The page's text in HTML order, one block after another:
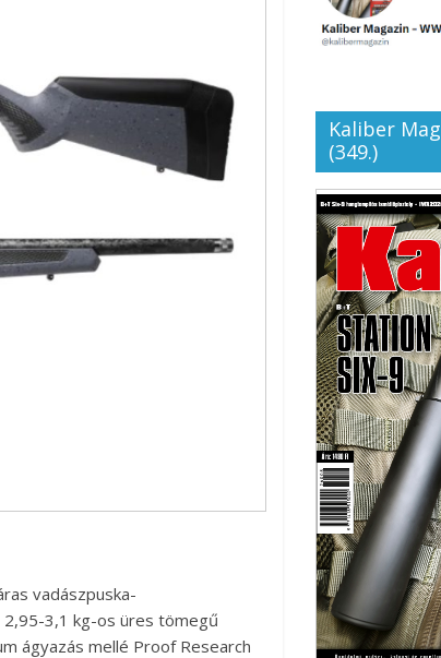
vadászpuska-
2,95-3,1 kg-os üres tömegű
ágyazás mellé Proof Research
Kaliber
(349.)